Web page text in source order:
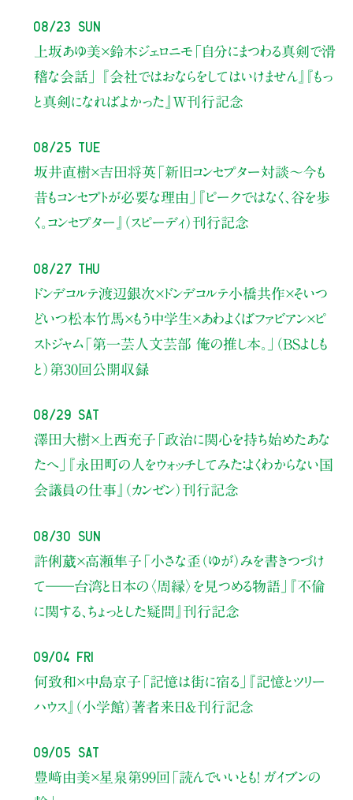
08/23 Sun
上坂あゆ美×鈴木ジェロニモ 「自分にまつわる真剣で滑
稽な会話」
『会社ではおならをしてはいけません』『もっ
と真剣になればよかった』W刊行記念
08/25 Tue
坂井直樹×吉田将英「新旧コンセプター対談～今も
昔もコンセプトが必要な理由」
『ピークではなく、谷を歩
く。コンセプター』（スピーディ）刊行記念
08/27 Thu
ドンデコルテ渡辺銀次×ドンデコルテ小橋共作×そいつ
どいつ松本竹馬×もう中学生×あわよくばファビアン×ピ
ストジャム「第一芸人文芸部 俺の推し本。」（BSよしも
と） 第30回公開収録
08/29 Sat
澤田大樹×上西充子 「政治に関心を持ち始めたあな
たへ」
『永田町の人をウォッチしてみた：よくわからない国
会議員の仕事』（カンゼン）刊行記念
08/30 Sun
許俐葳×高瀬隼子 「小さな歪（ゆが）みを書きつづけ
て――台湾と日本の〈周縁〉を見つめる物語」
『不倫
に関する、ちょっとした疑問』刊行記念
09/04 Fri
何致和×中島京子 「記憶は街に宿る」
『記憶とツリー
ハウス』（小学館）著者来日＆刊行記念
09/05 Sat
豊﨑由美×星泉 第99回「読んでいいとも！ ガイブンの